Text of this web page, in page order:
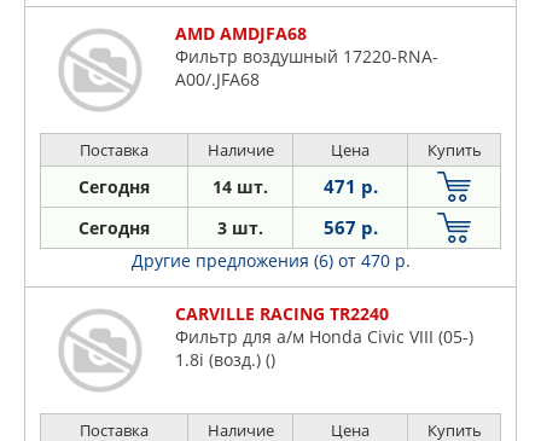
AMD AMDJFA68
Фильтр воздушный 17220-RNA-
A00/.JFA68
Поставка Наличие Цена Купить
Сегодня 14 шт. 471 р.
Сегодня 3 шт. 567 р.
Другие предложения (6) от 470 р.
CARVILLE RACING TR2240
Фильтр для а/м Honda Civic VIII (05-)
1.8i (возд.) ()
Поставка Наличие Цена Купить